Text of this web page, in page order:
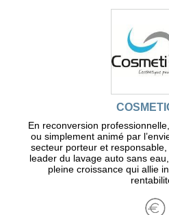
En reconversion
ou simplement animé par
secteur porteur et
leader du lavage auto sans
pleine croissance qui allie